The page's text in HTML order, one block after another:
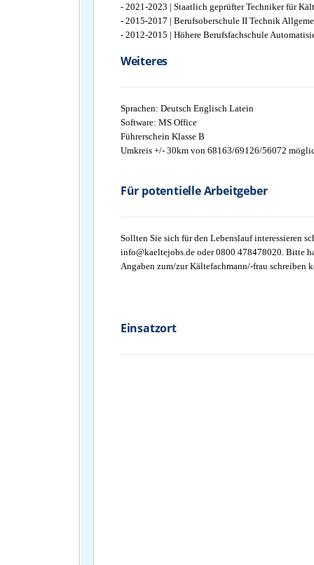
- 2021-2023 | Staatlich geprüfter Techniker für
- 2015-2017 | Berufsoberschule II Technik
- 2012-2015 | Höhere Berufsfachschule
Weiteres
Sprachen: Deutsch Englisch Latein
Software: MS Office
Führerschein Klasse B
Umkreis +/- 30km von 68163/69126/56072
Für potentielle Arbeitgeber
Sollten Sie sich für den Lebenslauf interessieren
info@kaeltejobs.de oder 0800 478478020. Bitte
Angaben zum/zur Kältefachmann/-frau schreiben
Einsatzort